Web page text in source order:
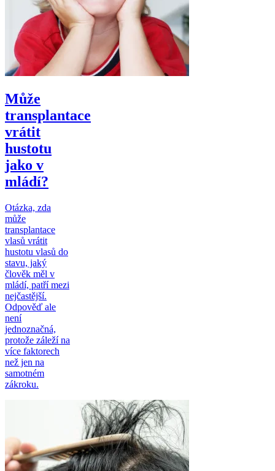
Může
transplantace
vrátit
hustotu
jako v
mládí?
Otázka, zda
může
transplantace
vlasů vrátit
hustotu vlasů do
stavu, jaký
člověk měl v
mládí, patří mezi
nejčastější.
Odpověď ale
není
jednoznačná,
protože záleží na
více faktorech
než jen na
samotném
zákroku.